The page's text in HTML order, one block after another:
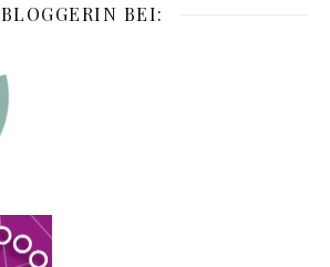
BLOGGERIN BEI: